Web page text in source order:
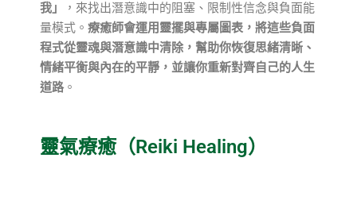
我」
，來找出潛意識中的阻塞、限制性信念與負面能
量模式。 療癒師會運用靈擺與專屬圖表，將這些負面
程式從靈魂與潛意識中清除，幫助你恢復思緒清晰、
情緒平衡與內在的平靜，並讓你重新對齊自己的人生
道路。
靈氣療癒（Reiki Healing）